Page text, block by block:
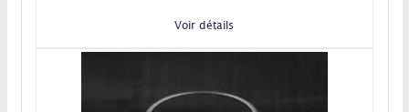
Voir détails